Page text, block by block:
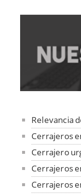
Relevancia
Cerrajeros
Cerrajero
Cerrajeros
Cerrajeros